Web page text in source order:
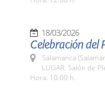
18/03/2026
Celebración del
Salamanca
LUGAR: Salón de
Hora: 10:00 h.